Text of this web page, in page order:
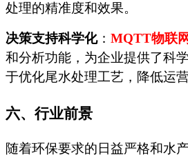
处理的精准度和效果。
决策支持科学化： MQTT物联
和分析功能，为企业提供了科
于优化尾水处理工艺，降低运营
六、行业前景
随着环保要求的日益严格和水